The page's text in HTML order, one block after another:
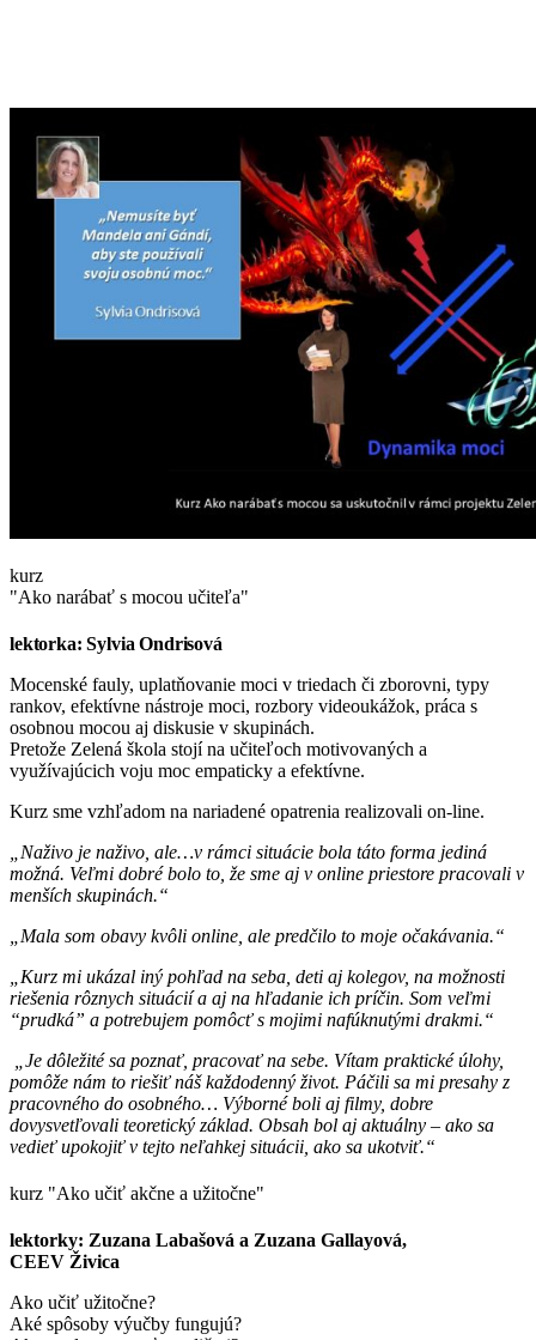
kurz
"Ako narábať s mocou učiteľa"
lektorka: Sylvia Ondrisová
Mocenské fauly, uplatňovanie moci v triedach či zborovni, typy
rankov, efektívne nástroje moci, rozbory videoukážok, práca s
osobnou mocou aj diskusie v skupinách.
Pretože Zelená škola stojí na učiteľoch motivovaných a
využívajúcich voju moc empaticky a efektívne.
Kurz sme vzhľadom na nariadené opatrenia realizovali on-line.
„Naživo je naživo, ale…v rámci situácie bola táto forma jediná
možná. Veľmi dobré bolo to, že sme aj v online priestore pracovali v
menších skupinách.“
„Mala som obavy kvôli online, ale predčilo to moje očakávania.“
„Kurz mi ukázal iný pohľad na seba, deti aj kolegov, na možnosti
riešenia rôznych situácií a aj na hľadanie ich príčin. Som veľmi
“prudká” a potrebujem pomôcť s mojimi nafúknutými drakmi.“
„Je dôležité sa poznať, pracovať na sebe. Vítam praktické úlohy,
pomôže nám to riešiť náš každodenný život. Páčili sa mi presahy z
pracovného do osobného… Výborné boli aj filmy, dobre
dovysvetľovali teoretický základ. Obsah bol aj aktuálny – ako sa
vedieť upokojiť v tejto neľahkej situácii, ako sa ukotviť.“
kurz "Ako učiť akčne a užitočne"
lektorky: Zuzana Labašová a Zuzana Gallayová,
CEEV Živica
Ako učiť užitočne?
Aké spôsoby výučby fungujú?